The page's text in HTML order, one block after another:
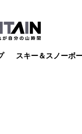
スキー＆スノーボ